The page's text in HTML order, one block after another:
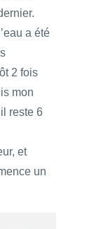
a été
2 fois
mon
reste 6
et
un